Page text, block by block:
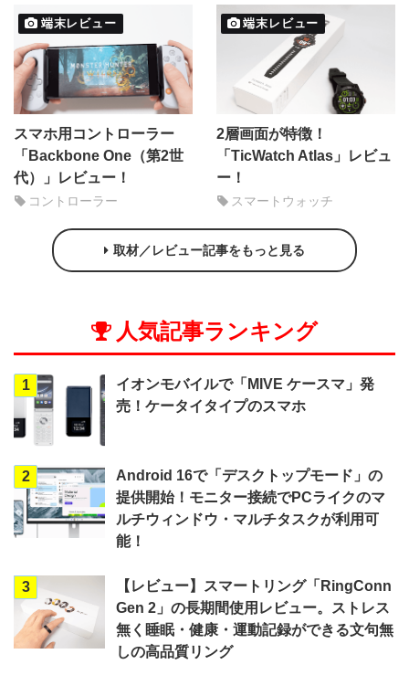
端末レビュー
スマホ用コントローラー
「Backbone One（第2世
代）」レビュー！
コントローラー
端末レビュー
2層画面が特徴！
「TicWatch Atlas」レビュ
ー！
スマートウォッチ
取材／レビュー記事をもっと見る
人気記事ランキング
1
イオンモバイルで「MIVE ケースマ」発
売！ケータイタイプのスマホ
2
Android 16で「デスクトップモード」の
提供開始！モニター接続でPCライクのマ
ルチウィンドウ・マルチタスクが利用可
能！
3
【レビュー】スマートリング「RingConn
Gen 2」の長期間使用レビュー。ストレス
無く睡眠・健康・運動記録ができる文句無
しの高品質リング